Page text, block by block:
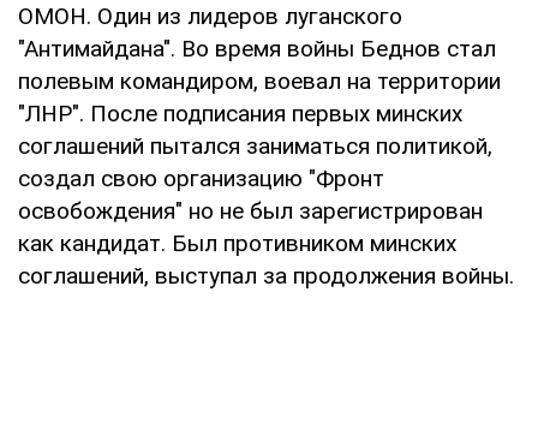
ОМОН. Один из лидеров луганского
"Антимайдана". Во время войны Беднов стал
полевым командиром, воевал на территории
"ЛНР". После подписания первых минских
соглашений пытался заниматься политикой,
создал свою организацию "Фронт
освобождения" но не был зарегистрирован
как кандидат. Был противником минских
соглашений, выступал за продолжения войны.